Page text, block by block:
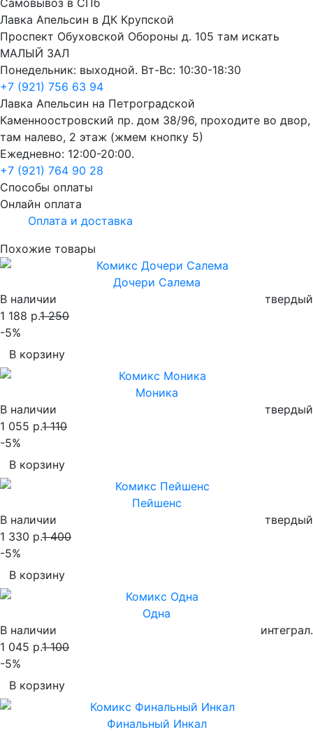
Лавка Апельсин в ДК Крупской
Проспект Обуховской Обороны д. 105 там искать
МАЛЫЙ ЗАЛ
Понедельник: выходной. Вт-Вс: 10:30-18:30
+7 (921) 756 63 94
Лавка Апельсин на Петроградской
Каменноостровский пр. дом 38/96, проходите во двор,
там налево, 2 этаж (жмем кнопку 5)
Ежедневно: 12:00-20:00.
+7 (921) 764 90 28
Способы оплаты
Онлайн оплата
Оплата и доставка
Похожие товары
Дочери Салема
В наличии
твердый
1 188 р.1 250
-5%
В корзину
Моника
В наличии
твердый
1 055 р.1 110
-5%
В корзину
Пейшенс
В наличии
твердый
1 330 р.1 400
-5%
В корзину
Одна
В наличии
интеграл.
1 045 р.1 100
-5%
В корзину
Финальный Инкал